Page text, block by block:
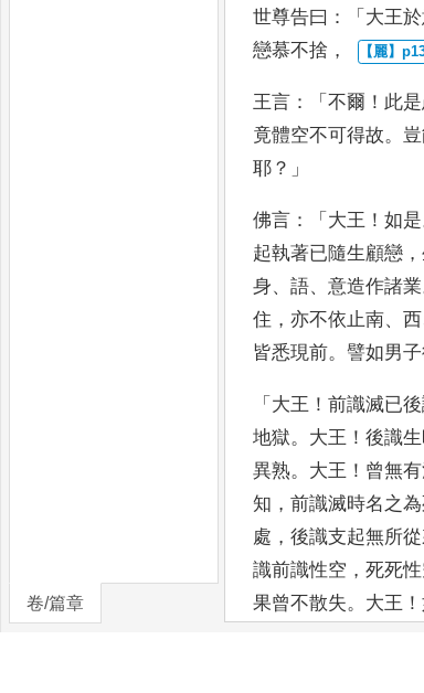
卷/篇章
世尊告曰 ：「 大王
戀慕不捨 ，
王言 ：「 不爾 ！ 此
竟體空不可得故。
耶 ？」
佛言 ：「 大王 ！ 如是
起執著已隨生顧戀 ，
身、 語、 意造作諸業
住 ， 亦不依止南、 西
皆悉現前。 譬如男
「 大王 ！ 前識滅已
地獄。 大王 ！ 後識
異熟。 大王 ！ 曾無
知 ， 前識滅時名之
處 ， 後識支起無所
識前識性空 ， 死死
果曾不散失。 大王 ！